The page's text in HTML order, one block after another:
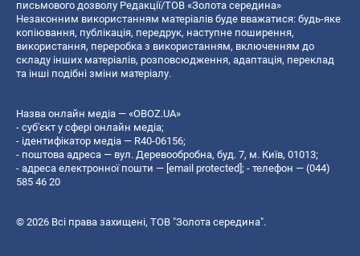
письмового дозволу Редакції/ТОВ «Золота середина»
Незаконним використанням матеріалів буде вважатися: будь-яке
копiювання, публiкацiя, передрук, наступне поширення,
використання, переробка з використанням, включенням до
складу інших матеріалів, розповсюдження, адаптація, переклад
та інші подібні зміни матеріалу.
Назва онлайн медіа — «OBOZ.UA»
- суб'єкт у сфері онлайн медіа;
- ідентифікатор медіа — R40-06156;
- поштова адреса — вул. Деревообробна, буд. 7, м. Київ, 01013;
- адреса електронної пошти — [email protected] ; - телефон — (044)
585 46 20
© 2026 Всі права захищені, ТОВ "Золота середина".